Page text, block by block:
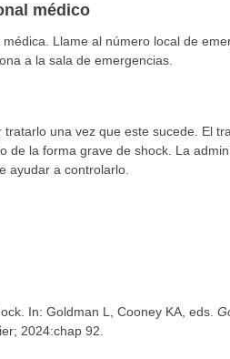
médico
Llame al número local de
a la sala de emergencias.
una vez que este sucede. El
de la forma grave de shock. La
ayudar a controlarlo.
In: Goldman L, Cooney KA, eds.
2024:chap 92.